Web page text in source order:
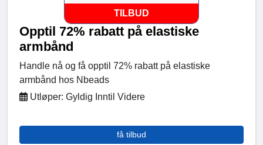
TILBUD
Opptil 72% rabatt på elastiske
armbånd
Handle nå og få opptil 72% rabatt på elastiske
armbånd hos Nbeads
Utløper: Gyldig Inntil Videre
få tilbud